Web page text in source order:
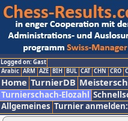
Logged on: Gast
Arabic ARM AZE BIH BUL CAT CHN CRO
Home TurnierDB
Turnierschach-Elozahl
Allgemeines Turnier anmelden: